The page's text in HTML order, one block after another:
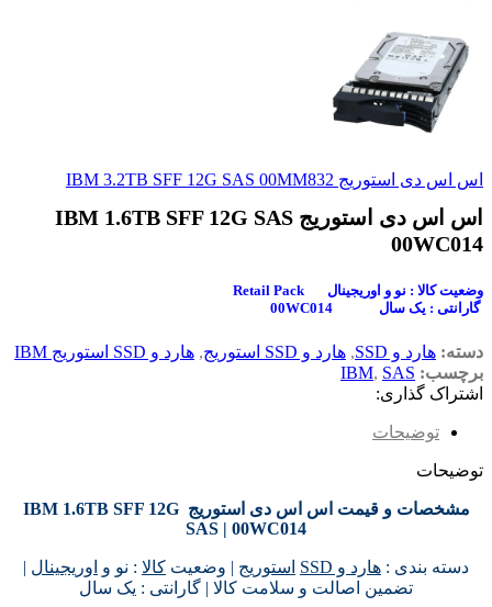
اس اس دی استوریج IBM 3.2TB SFF 12G SAS 00MM832
اس اس دی استوریج IBM 1.6TB SFF 12G SAS
00WC014
Retail Pack وضعیت کالا : نو و اوریجینال
00WC014 گارانتی : یک سال
دسته: هارد و SSD , هارد و SSD استوریج , هارد و SSD استوریج IBM
برچسب:
IBM, SAS
اشتراک گذاری:
توضیحات
توضیحات
مشخصات و قیمت اس اس دی استوریج IBM 1.6TB SFF 12G
SAS | 00WC014
دسته بندی : هارد و SSD استوریج | وضعیت کالا : نو و اوریجینال |
تضمین اصالت و سلامت کالا | گارانتی : یک سال